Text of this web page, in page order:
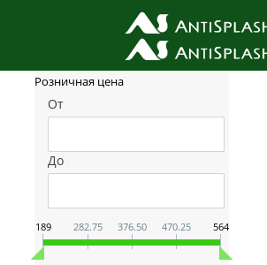
Фильтр товаров
Розничная цена
От
До
189 282.75 376.50 470.25 564